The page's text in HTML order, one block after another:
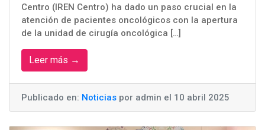
Centro (IREN Centro) ha dado un paso crucial en la
atención de pacientes oncológicos con la apertura
de la unidad de cirugía oncológica […]
Leer más →
Publicado en: Noticias por admin el 10 abril 2025